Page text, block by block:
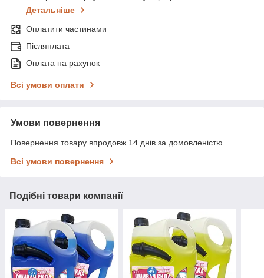
Детальніше
Оплатити частинами
Післяплата
Оплата на рахунок
Всі умови оплати
Умови повернення
Повернення товару впродовж 14 днів за домовленістю
Всі умови повернення
Подібні товари компанії